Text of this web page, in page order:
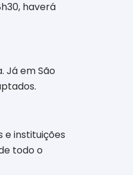
haverá
Já em São
e instituições
todo o